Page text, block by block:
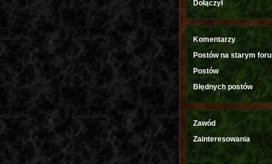
Dołączył
Komentarzy
Postów na starym
Postów
Błędnych postów
Zawód
Zainteresowania